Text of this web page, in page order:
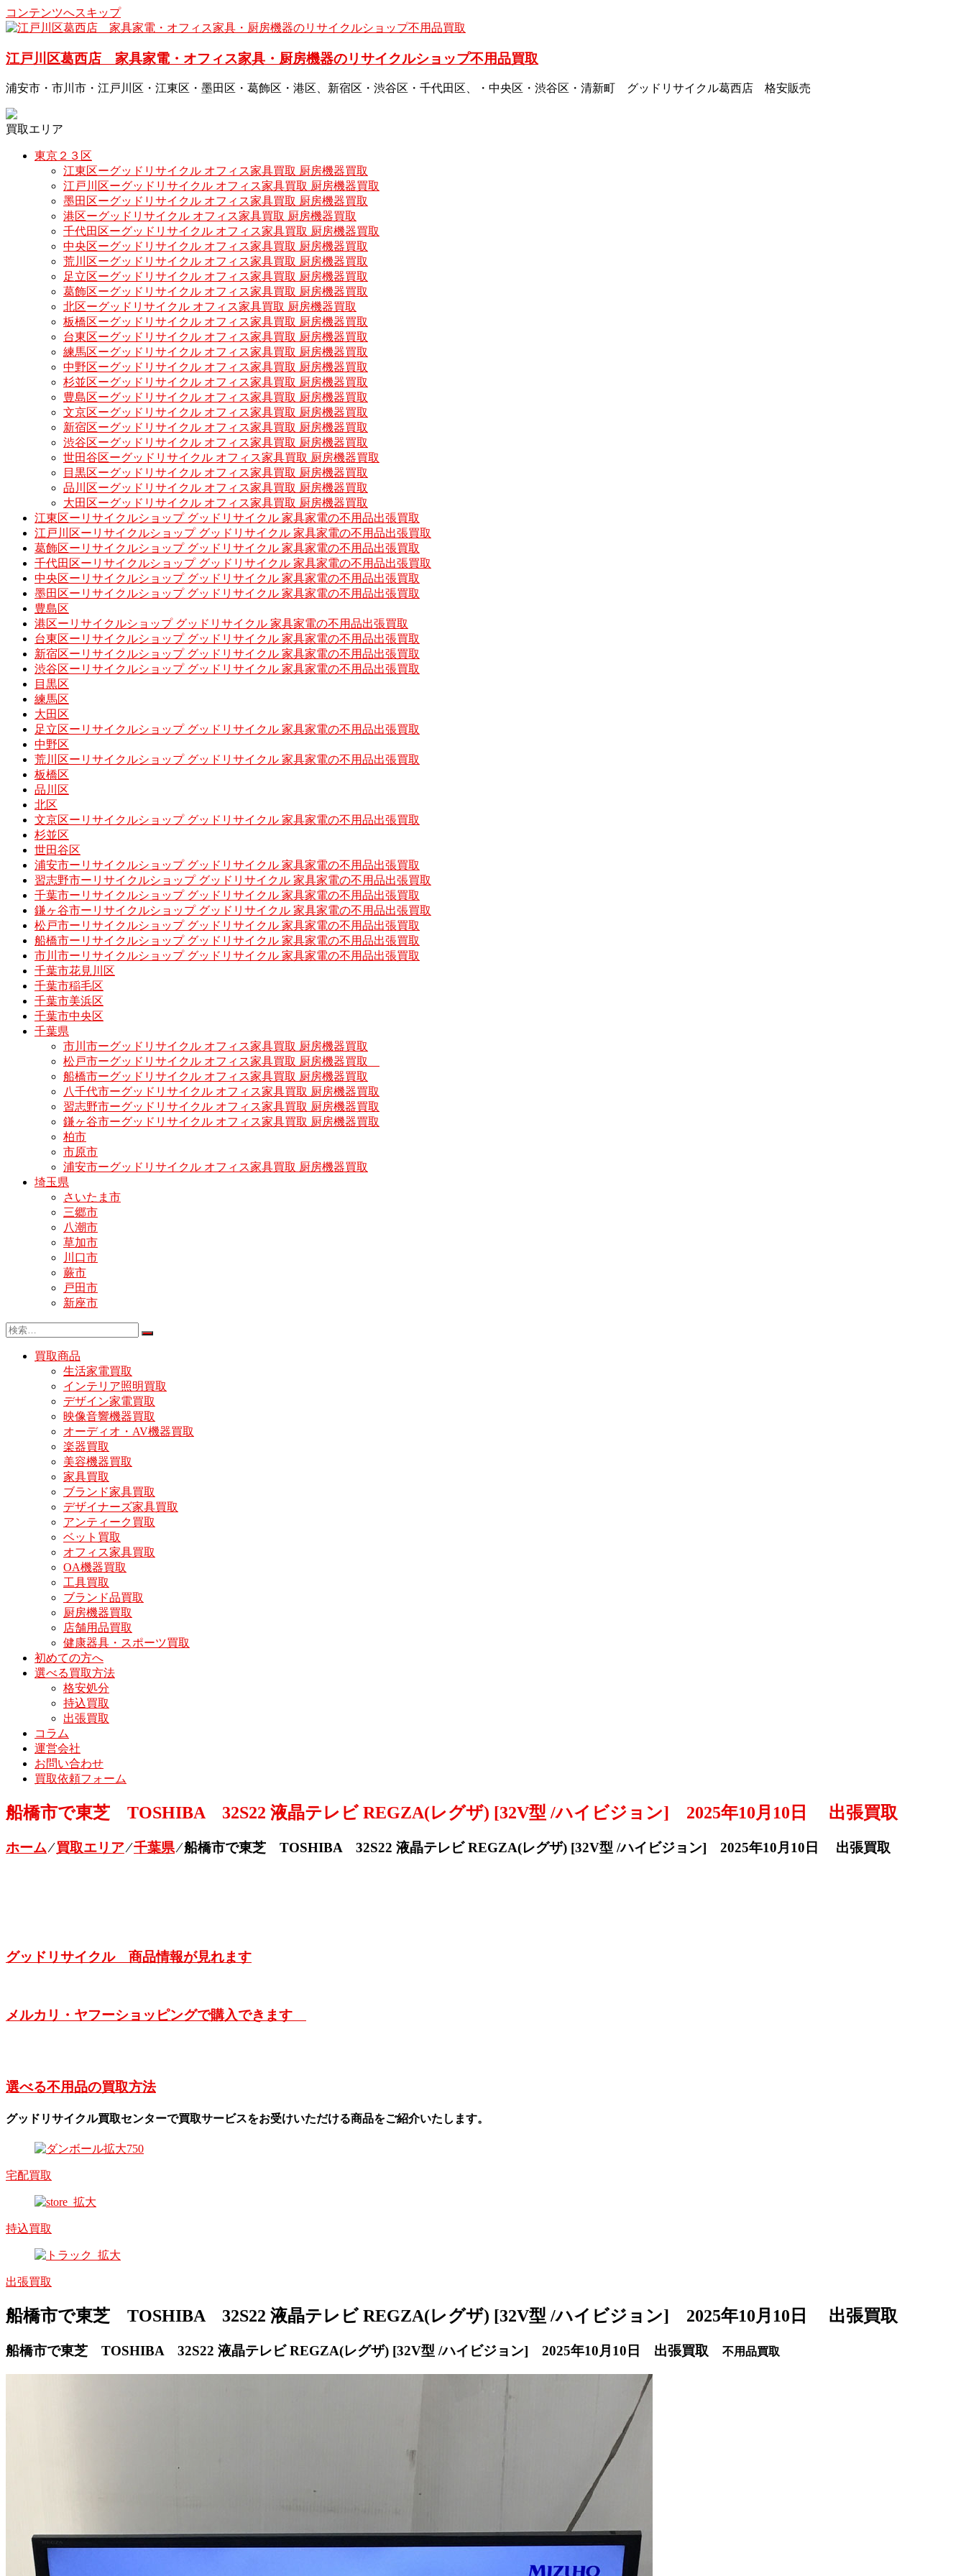
コンテンツへスキップ
江戸川区葛西店 家具家電・オフィス家具・厨房機器のリサイクルショップ不用品買取
浦安市・市川市・江戸川区・江東区・墨田区・葛飾区・港区、新宿区・渋谷区・千代田区、・中央区・渋谷区・清新町 グッドリサイクル葛西店 格安販売
買取エリア
東京２３区
江東区ーグッドリサイクル オフィス家具買取 厨房機器買取
江戸川区ーグッドリサイクル オフィス家具買取 厨房機器買取
墨田区ーグッドリサイクル オフィス家具買取 厨房機器買取
港区ーグッドリサイクル オフィス家具買取 厨房機器買取
千代田区ーグッドリサイクル オフィス家具買取 厨房機器買取
中央区ーグッドリサイクル オフィス家具買取 厨房機器買取
荒川区ーグッドリサイクル オフィス家具買取 厨房機器買取
足立区ーグッドリサイクル オフィス家具買取 厨房機器買取
葛飾区ーグッドリサイクル オフィス家具買取 厨房機器買取
北区ーグッドリサイクル オフィス家具買取 厨房機器買取
板橋区ーグッドリサイクル オフィス家具買取 厨房機器買取
台東区ーグッドリサイクル オフィス家具買取 厨房機器買取
練馬区ーグッドリサイクル オフィス家具買取 厨房機器買取
中野区ーグッドリサイクル オフィス家具買取 厨房機器買取
杉並区ーグッドリサイクル オフィス家具買取 厨房機器買取
豊島区ーグッドリサイクル オフィス家具買取 厨房機器買取
文京区ーグッドリサイクル オフィス家具買取 厨房機器買取
新宿区ーグッドリサイクル オフィス家具買取 厨房機器買取
渋谷区ーグッドリサイクル オフィス家具買取 厨房機器買取
世田谷区ーグッドリサイクル オフィス家具買取 厨房機器買取
目黒区ーグッドリサイクル オフィス家具買取 厨房機器買取
品川区ーグッドリサイクル オフィス家具買取 厨房機器買取
大田区ーグッドリサイクル オフィス家具買取 厨房機器買取
江東区ーリサイクルショップ グッドリサイクル 家具家電の不用品出張買取
江戸川区ーリサイクルショップ グッドリサイクル 家具家電の不用品出張買取
葛飾区ーリサイクルショップ グッドリサイクル 家具家電の不用品出張買取
千代田区ーリサイクルショップ グッドリサイクル 家具家電の不用品出張買取
中央区ーリサイクルショップ グッドリサイクル 家具家電の不用品出張買取
墨田区ーリサイクルショップ グッドリサイクル 家具家電の不用品出張買取
豊島区
港区ーリサイクルショップ グッドリサイクル 家具家電の不用品出張買取
台東区ーリサイクルショップ グッドリサイクル 家具家電の不用品出張買取
新宿区ーリサイクルショップ グッドリサイクル 家具家電の不用品出張買取
渋谷区ーリサイクルショップ グッドリサイクル 家具家電の不用品出張買取
目黒区
練馬区
大田区
足立区ーリサイクルショップ グッドリサイクル 家具家電の不用品出張買取
中野区
荒川区ーリサイクルショップ グッドリサイクル 家具家電の不用品出張買取
板橋区
品川区
北区
文京区ーリサイクルショップ グッドリサイクル 家具家電の不用品出張買取
杉並区
世田谷区
浦安市ーリサイクルショップ グッドリサイクル 家具家電の不用品出張買取
習志野市ーリサイクルショップ グッドリサイクル 家具家電の不用品出張買取
千葉市ーリサイクルショップ グッドリサイクル 家具家電の不用品出張買取
鎌ヶ谷市ーリサイクルショップ グッドリサイクル 家具家電の不用品出張買取
松戸市ーリサイクルショップ グッドリサイクル 家具家電の不用品出張買取
船橋市ーリサイクルショップ グッドリサイクル 家具家電の不用品出張買取
市川市ーリサイクルショップ グッドリサイクル 家具家電の不用品出張買取
千葉市花見川区
千葉市稲毛区
千葉市美浜区
千葉市中央区
千葉県
市川市ーグッドリサイクル オフィス家具買取 厨房機器買取
松戸市ーグッドリサイクル オフィス家具買取 厨房機器買取
船橋市ーグッドリサイクル オフィス家具買取 厨房機器買取
八千代市ーグッドリサイクル オフィス家具買取 厨房機器買取
習志野市ーグッドリサイクル オフィス家具買取 厨房機器買取
鎌ヶ谷市ーグッドリサイクル オフィス家具買取 厨房機器買取
柏市
市原市
浦安市ーグッドリサイクル オフィス家具買取 厨房機器買取
埼玉県
さいたま市
三郷市
八潮市
草加市
川口市
蕨市
戸田市
新座市
買取商品
生活家電買取
インテリア照明買取
デザイン家電買取
映像音響機器買取
オーディオ・AV機器買取
楽器買取
美容機器買取
家具買取
ブランド家具買取
デザイナーズ家具買取
アンティーク買取
ベット買取
オフィス家具買取
OA機器買取
工具買取
ブランド品買取
厨房機器買取
店舗用品買取
健康器具・スポーツ買取
初めての方へ
選べる買取方法
格安処分
持込買取
出張買取
コラム
運営会社
お問い合わせ
買取依頼フォーム
船橋市で東芝 TOSHIBA 32S22 液晶テレビ REGZA(レグザ) [32V型 /ハイビジョン] 2025年10月10日 出張買取
ホーム⁄買取エリア⁄千葉県⁄船橋市で東芝 TOSHIBA 32S22 液晶テレビ REGZA(レグザ) [32V型 /ハイビジョン] 2025年10月10日 出張買取
グッドリサイクル 商品情報が見れます
メルカリ・ヤフーショッピングで購入できます
選べる不用品の買取方法
グッドリサイクル買取センターで買取サービスをお受けいただける商品をご紹介いたします。
宅配買取
持込買取
出張買取
船橋市で東芝 TOSHIBA 32S22 液晶テレビ REGZA(レグザ) [32V型 /ハイビジョン] 2025年10月10日 出張買取
船橋市で東芝 TOSHIBA 32S22 液晶テレビ REGZA(レグザ) [32V型 /ハイビジョン] 2025年10月10日 出張買取 不用品買取